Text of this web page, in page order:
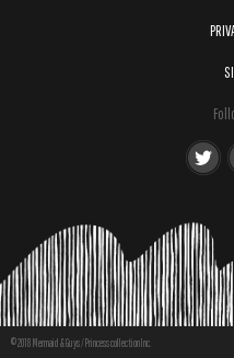
© 2018 Mermaid & Guys / Princess collection Inc.